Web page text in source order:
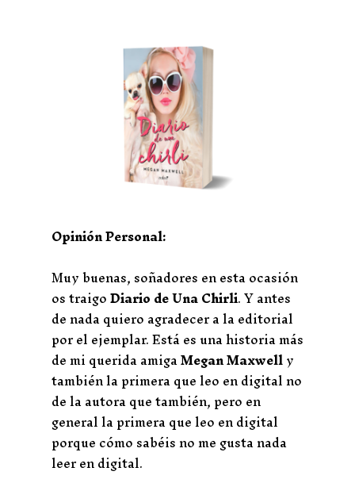
Opinión Personal:
Muy buenas, soñadores en esta ocasión
os traigoDiario de Una Chirli. Y antes
de nada quiero agradecer a la editorial
por el ejemplar. Está es una historia más
de mi querida amigaMegan Maxwelly
también la primera que leo en digital no
de la autora que también, pero en
general la primera que leo en digital
porque cómo sabéis no me gusta nada
leer en digital.